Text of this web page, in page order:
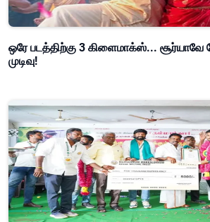
ஒரே படத்திற்கு 3 கிளைமாக்ஸ்... சூர்யாவே
முடிவு!